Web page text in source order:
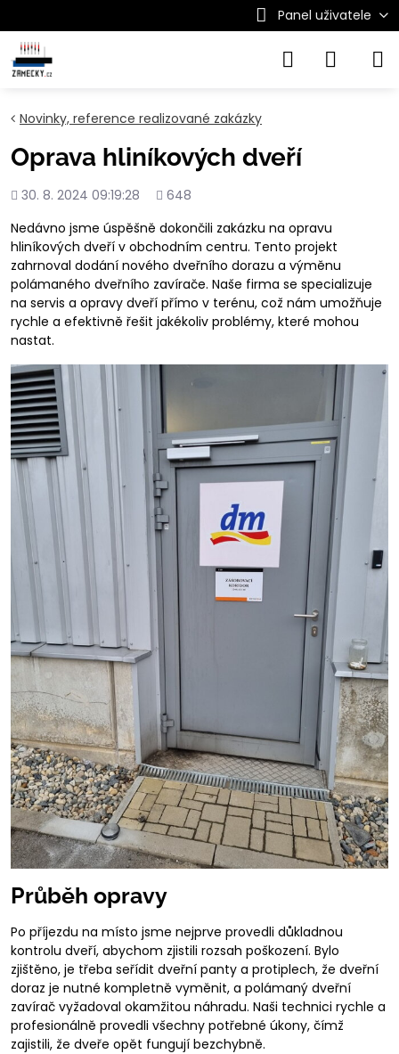
Panel uživatele
Novinky, reference realizované zakázky
Oprava hliníkových dveří
Přidáno
30. 8. 2024 09:19:28
Počet
648
Nedávno jsme úspěšně dokončili zakázku na opravu
hliníkových dveří v obchodním centru. Tento projekt
zahrnoval dodání nového dveřního dorazu a výměnu
polámaného dveřního zavírače. Naše firma se specializuje
na servis a opravy dveří přímo v terénu, což nám umožňuje
rychle a efektivně řešit jakékoliv problémy, které mohou
nastat.
Průběh opravy
Po příjezdu na místo jsme nejprve provedli důkladnou
kontrolu dveří, abychom zjistili rozsah poškození. Bylo
zjištěno, je třeba seřídit dveřní panty a protiplech, že dveřní
doraz je nutné kompletně vyměnit, a polámaný dveřní
zavírač vyžadoval okamžitou náhradu. Naši technici rychle a
profesionálně provedli všechny potřebné úkony, čímž
zajistili, že dveře opět fungují bezchybně.